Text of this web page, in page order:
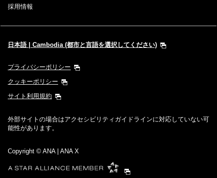
採用情報
日本語 | Cambodia (都市と言語を選択してください)
プライバシーポリシー
クッキーポリシー
サイト利用規約
外部サイトの場合はアクセシビリティガイドラインに対応していない可
能性があります。
Copyright © ANA | ANA X